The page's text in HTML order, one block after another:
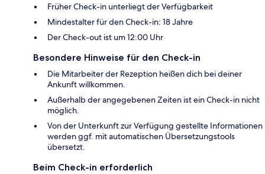
Früher Check-in unterliegt der Verfügbarkeit
Mindestalter für den Check-in: 18 Jahre
Der Check-out ist um 12:00 Uhr
Besondere Hinweise für den Check-in
Die Mitarbeiter der Rezeption heißen dich bei deiner
Ankunft willkommen.
Außerhalb der angegebenen Zeiten ist ein Check-in nicht
möglich.
Von der Unterkunft zur Verfügung gestellte Informationen
werden ggf. mit automatischen Übersetzungstools
übersetzt.
Beim Check-in erforderlich